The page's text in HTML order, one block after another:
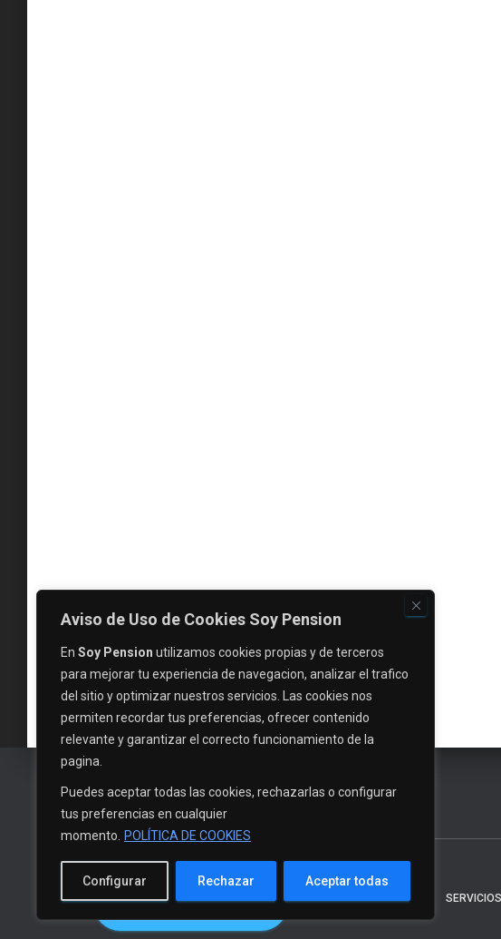
Aviso de Uso de Cookies Soy Pension
En Soy Pension utilizamos cookies propias y de terceros
para mejorar tu experiencia de navegacion, analizar el trafico
del sitio y optimizar nuestros servicios. Las cookies nos
permiten recordar tus preferencias, ofrecer contenido
relevante y garantizar el correcto funcionamiento de la
pagina.
Puedes aceptar todas las cookies, rechazarlas o configurar
tus preferencias en cualquier
momento.
POLÍTICA DE COOKIES
Configurar Rechazar Aceptar todas
EVALUAR MI CASO INICIO NOTICIAS SERVICIOS